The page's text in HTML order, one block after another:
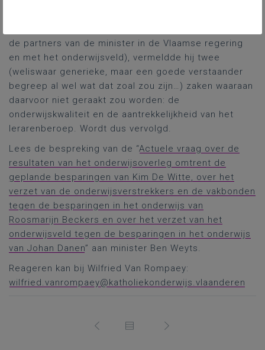
de partners van de minister in de Vlaamse regering
en met het onderwijsveld), vermeldde hij twee
(weliswaar generieke, maar een goede verstaander
begreep al wel wat dat zoal zou zijn…) zaken waaraan
daarvoor niet geraakt zou worden: de
onderwijskwaliteit en de aantrekkelijkheid van het
lerarenberoep. Wordt dus vervolgd.
Lees de bespreking van de “Actuele vraag over de
resultaten van het onderwijsoverleg omtrent de
geplande besparingen van Kim De Witte, over het
verzet van de onderwijsverstrekkers en de vakbonden
tegen de besparingen in het onderwijs van
Roosmarijn Beckers en over het verzet van het
onderwijsveld tegen de besparingen in het onderwijs
van Johan Danen” aan minister Ben Weyts.
Reageren kan bij Wilfried Van Rompaey:
wilfried.vanrompaey@katholiekonderwijs.vlaanderen